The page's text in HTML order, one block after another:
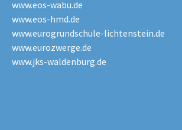
www.eos-wabu.de
www.eos-hmd.de
www.eurogrundschule-lichtenstein.de
www.eurozwerge.de
www.jks-waldenburg.de